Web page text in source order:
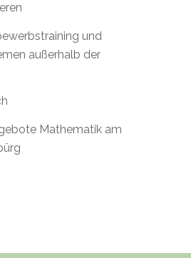
und
außerhalb der
Mathematik am